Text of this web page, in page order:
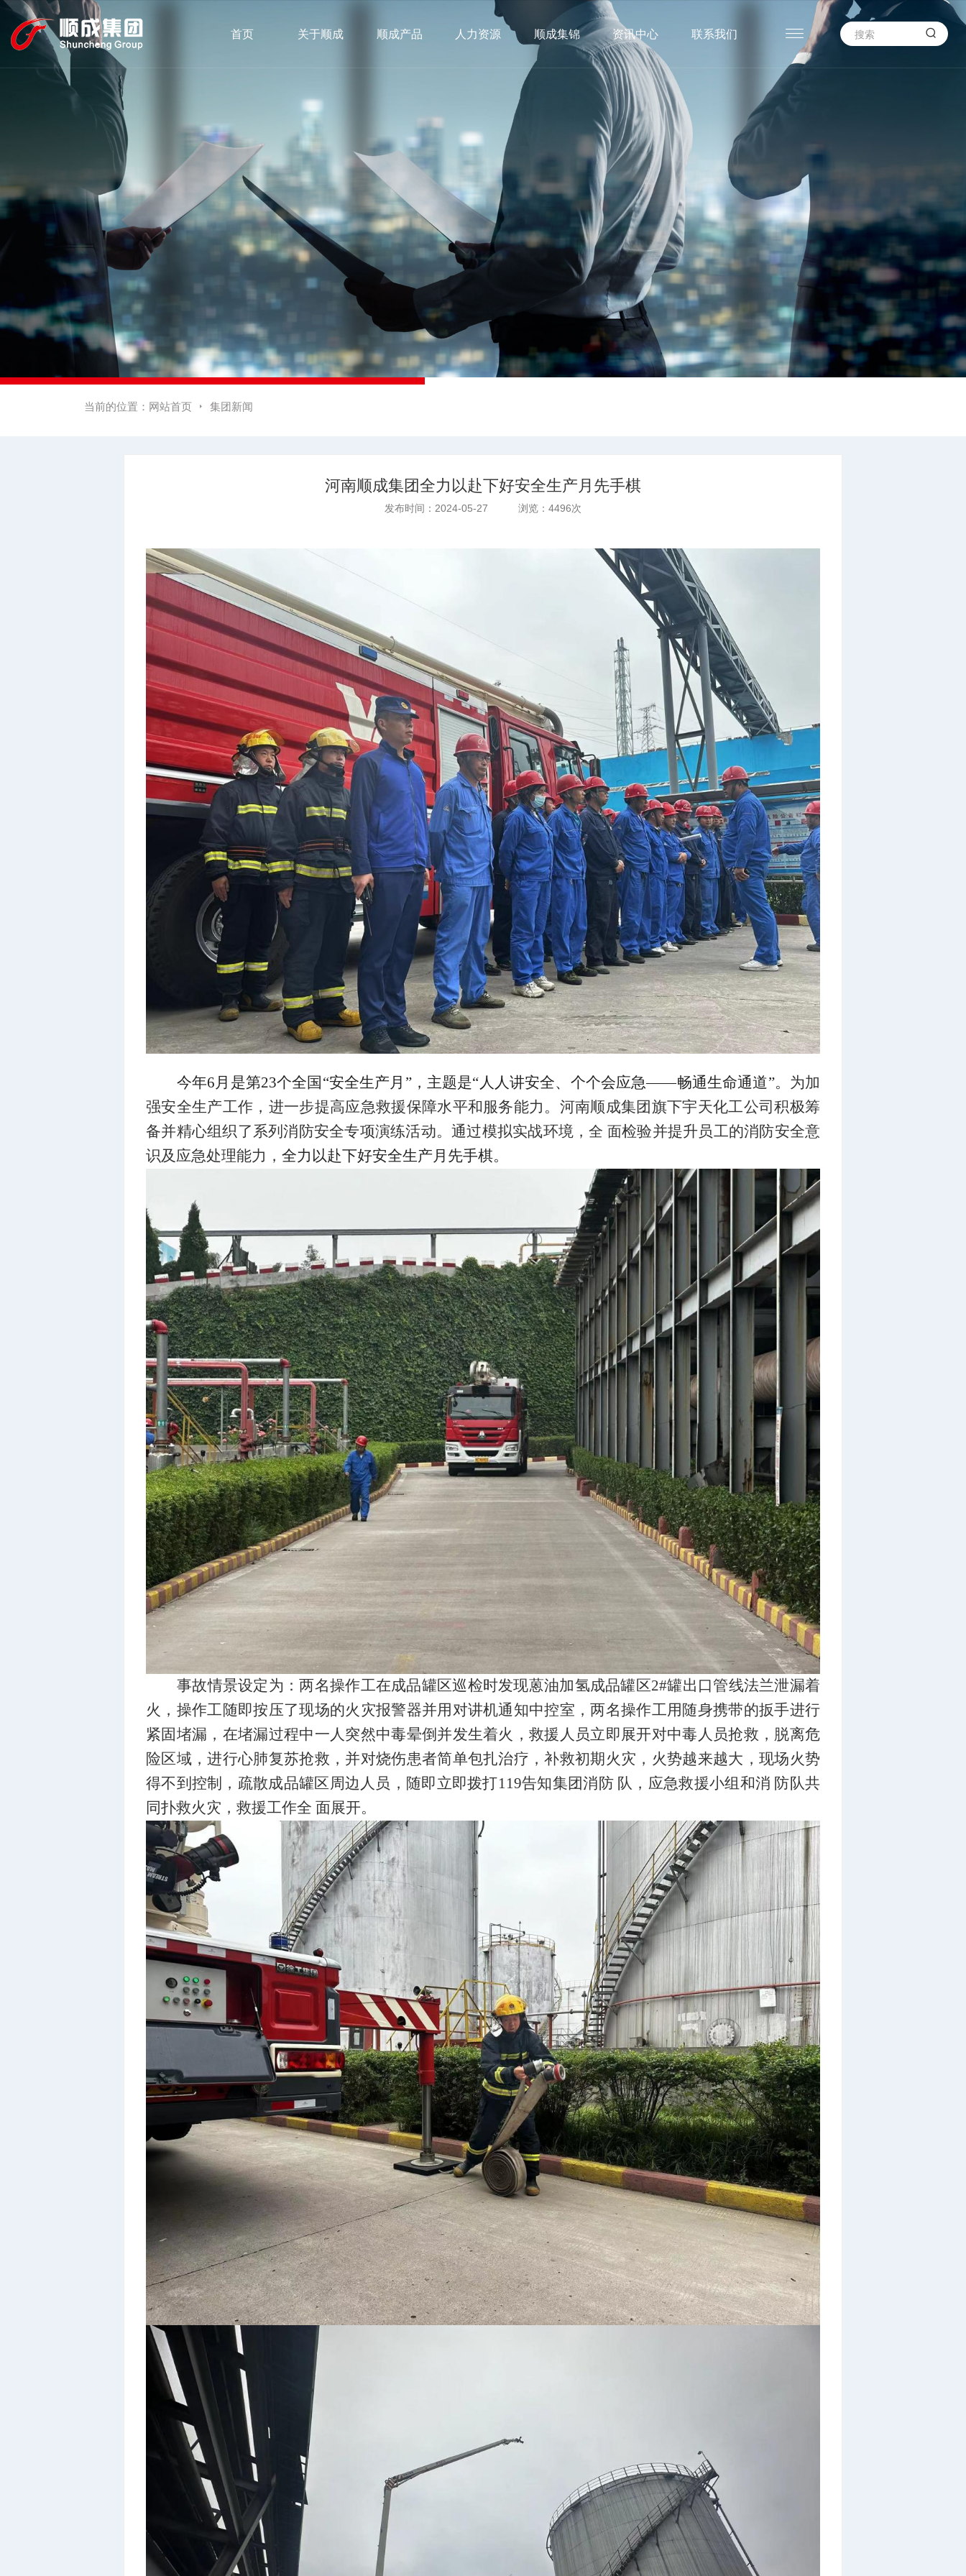
首页 关于顺成 顺成产品 人力资源 顺成集锦 资讯中心 联系我们  
当前的位置： 网站首页  集团新闻
河南顺成集团全力以赴下好安全生产月先手棋
发布时间：2024-05-27 浏览：4496次
今年6月是第23个全国“安全生产月”，主题是“人人讲安全、个个会应急——畅通生命通道”。 为加
强安全生产工作， 进一步提高应急救援保障水平和服务能力。河南顺成集团旗下宇天化工公司积极筹
备并精心组织了系列消防安全专项演练活动。通过模拟实战环境，全 面检验并提升员工的消防安全意
识及应急处理能力， 全力以赴下好安全生产月先手棋。
事故情景设定为：两名操作工在成品罐区巡检时发现蒽油加氢成品罐区2#罐出口管线法兰泄漏着
火，操作工随即按压了现场的火灾报警器并用对讲机通知中控室，两名操作工用随身携带的扳手进行
紧固堵漏，在堵漏过程中一人突然中毒晕倒并发生着火，救援人员立即展开对中毒人员抢救，脱离危
险区域，进行心肺复苏抢救，并对烧伤患者简单包扎治疗，补救初期火灾，火势越来越大，现场火势
得不到控制，疏散成品罐区周边人员，随即立即拨打119告知集团消防 队，应急救援小组和消 防队共
同扑救火灾，救援工作全 面展开。